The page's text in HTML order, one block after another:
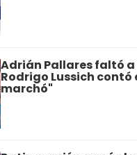
Adrián Pallares faltó
Rodrigo Lussich contó
marchó"